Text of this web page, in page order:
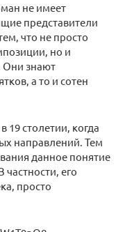
не имеет
представители
что не просто
но и
Они знают
а то и сотен
19 столетии, когда
направлений. Тем
данное понятие
его
просто